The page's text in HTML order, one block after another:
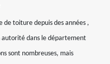
de toiture depuis des années ,
autorité dans le département
sont nombreuses, mais